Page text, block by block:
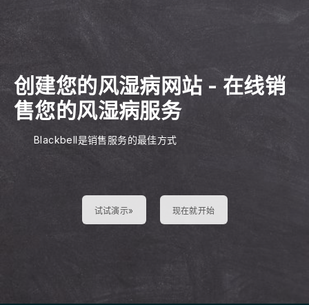
创建您的风湿病网站 - 在线销
售您的风湿病服务
Blackbell是销售服务的最佳方式
试试演示» 现在就开始